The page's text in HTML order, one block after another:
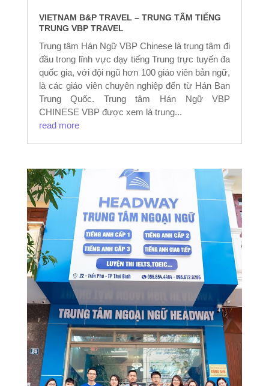
VIETNAM B&P TRAVEL – TRUNG TÂM TIẾNG
TRUNG VBP TRAVEL
Trung tâm Hán Ngữ VBP Chinese là trung tâm đi
đầu trong lĩnh vực dạy tiếng Trung trực tuyến đa
quốc gia, với đội ngũ hơn 100 giáo viên bản ngữ,
là các giáo viên chuyên nghiệp đến từ Hán Ban
Trung Quốc. Trung tâm Hán Ngữ VBP
CHINESE VBP được xem là trung...
read more